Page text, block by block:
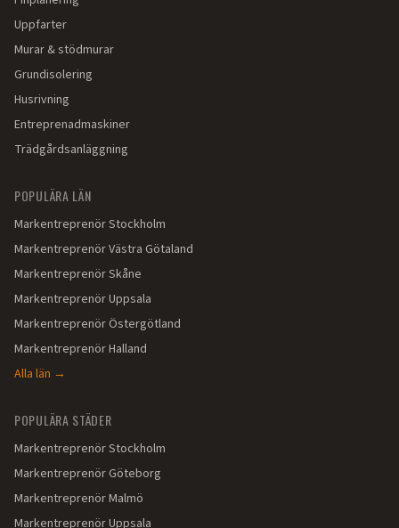
Uppfarter
Murar & stödmurar
Grundisolering
Husrivning
Entreprenadmaskiner
Trädgårdsanläggning
POPULÄRA LÄN
MarkentreprenörStockholm
MarkentreprenörVästra Götaland
MarkentreprenörSkåne
MarkentreprenörUppsala
MarkentreprenörÖstergötland
MarkentreprenörHalland
Alla län →
POPULÄRA STÄDER
MarkentreprenörStockholm
MarkentreprenörGöteborg
MarkentreprenörMalmö
MarkentreprenörUppsala